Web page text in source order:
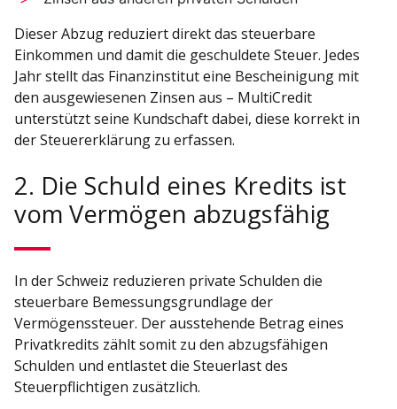
Dieser Abzug reduziert direkt das steuerbare
Einkommen und damit die geschuldete Steuer. Jedes
Jahr stellt das Finanzinstitut eine Bescheinigung mit
den ausgewiesenen Zinsen aus – MultiCredit
unterstützt seine Kundschaft dabei, diese korrekt in
der Steuererklärung zu erfassen.
2. Die Schuld eines Kredits ist
vom Vermögen abzugsfähig
In der Schweiz reduzieren private Schulden die
steuerbare Bemessungsgrundlage der
Vermögenssteuer. Der ausstehende Betrag eines
Privatkredits zählt somit zu den abzugsfähigen
Schulden und entlastet die Steuerlast des
Steuerpflichtigen zusätzlich.